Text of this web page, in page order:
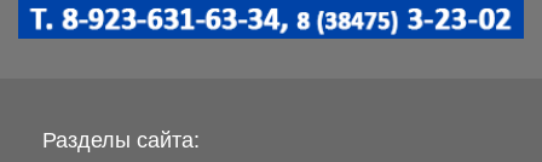
Разделы сайта: